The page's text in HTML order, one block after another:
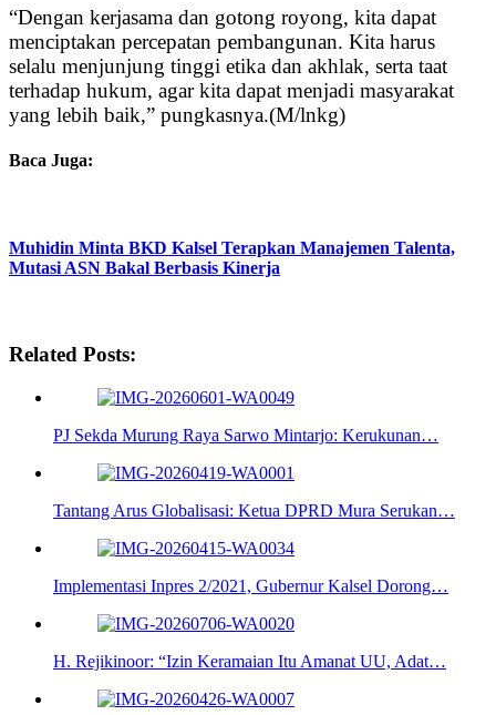
“Dengan kerjasama dan gotong royong, kita dapat
menciptakan percepatan pembangunan. Kita harus
selalu menjunjung tinggi etika dan akhlak, serta taat
terhadap hukum, agar kita dapat menjadi masyarakat
yang lebih baik,” pungkasnya.(M/lnkg)
Baca Juga:
Muhidin Minta BKD Kalsel Terapkan Manajemen Talenta,
Mutasi ASN Bakal Berbasis Kinerja
Related Posts:
PJ Sekda Murung Raya Sarwo Mintarjo: Kerukunan…
Tantang Arus Globalisasi: Ketua DPRD Mura Serukan…
Implementasi Inpres 2/2021, Gubernur Kalsel Dorong…
H. Rejikinoor: “Izin Keramaian Itu Amanat UU, Adat…